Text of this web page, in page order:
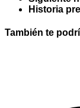
Historia
También te